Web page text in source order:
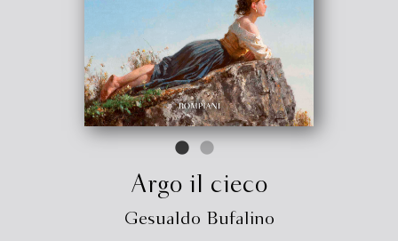
Argo il cieco
Gesualdo Bufalino